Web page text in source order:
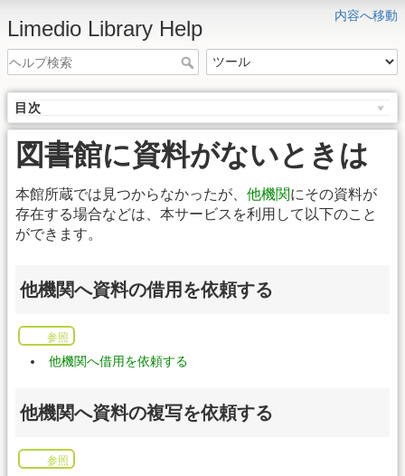
内容へ移動
Limedio Library Help
目次
図書館に資料がないときは
本館所蔵では見つからなかったが、 他機関にその資料が
存在する場合などは、本サービスを利用して以下のこと
ができます。
他機関へ資料の借用を依頼する
参照
他機関へ借用を依頼する
他機関へ資料の複写を依頼する
参照